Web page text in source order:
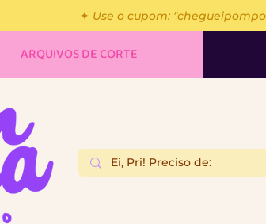
✦ Use o cupom:
ARQUIVOS DE CORTE